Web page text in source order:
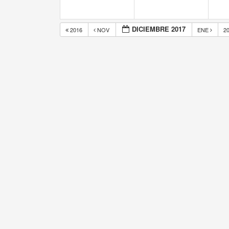
2016 NOV DICIEMBRE 2017 ENE